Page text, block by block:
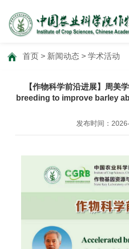
首页 > 新闻动态 > 学术活动
【作物科学前沿进展】周美
breeding to improve barley
发布时间：